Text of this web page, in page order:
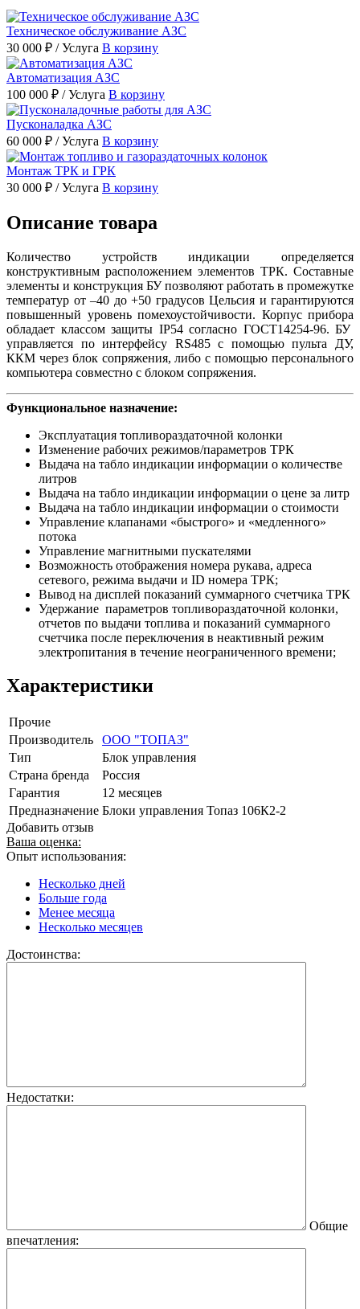
Техническое обслуживание АЗС
30 000 ₽ / Услуга В корзину
Автоматизация АЗС
100 000 ₽ / Услуга В корзину
Пусконаладка АЗС
60 000 ₽ / Услуга В корзину
Монтаж ТРК и ГРК
30 000 ₽ / Услуга В корзину
Описание товара
Количество устройств индикации определяется
конструктивным расположением элементов ТРК. Составные
элементы и конструкция БУ позволяют работать в промежутке
температур от –40 до +50 градусов Цельсия и гарантируются
повышенный уровень помехоустойчивости. Корпус прибора
обладает классом защиты IP54 согласно ГОСТ14254-96. БУ
управляется по интерфейсу RS485 с помощью пульта ДУ,
ККМ через блок сопряжения, либо с помощью персонального
компьютера совместно с блоком сопряжения.
Функциональное назначение:
Эксплуатация топливораздаточной колонки
Изменение рабочих режимов/параметров ТРК
Выдача на табло индикации информации о количестве
литров
Выдача на табло индикации информации о цене за литр
Выдача на табло индикации информации о стоимости
Управление клапанами «быстрого» и «медленного»
потока
Управление магнитными пускателями
Возможность отображения номера рукава, адреса
сетевого, режима выдачи и ID номера ТРК;
Вывод на дисплей показаний суммарного счетчика ТРК
Удержание параметров топливораздаточной колонки,
отчетов по выдачи топлива и показаний суммарного
счетчика после переключения в неактивный режим
электропитания в течение неограниченного времени;
Характеристики
Прочие
Производитель
ООО "ТОПАЗ"
Тип
Блок управления
Страна бренда
Россия
Гарантия
12 месяцев
Предназначение Блоки управления Топаз 106К2-2
Добавить отзыв
Ваша оценка:
Опыт использования:
Несколько дней
Больше года
Менее месяца
Несколько месяцев
Достоинства:
Недостатки:
Общие
впечатления: